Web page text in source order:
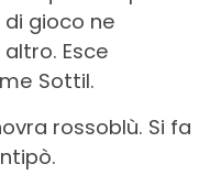
gioco ne
Esce
Sottil.
rossoblù. Si fa